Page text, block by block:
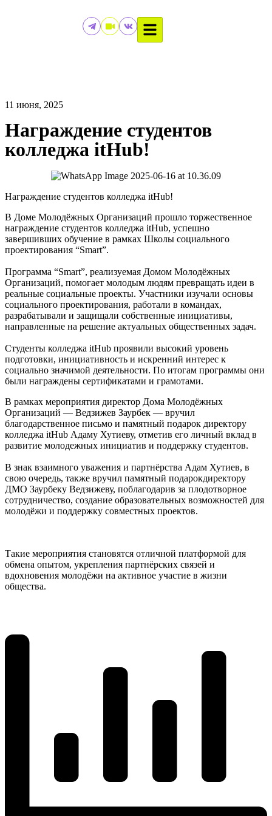
11 июня, 2025
Награждение студентов
колледжа itHub!
Награждение студентов колледжа itHub!
В Доме Молодёжных Организаций прошло торжественное
награждение студентов колледжа itHub, успешно
завершивших обучение в рамках Школы социального
проектирования “Smart”.
Программа “Smart”, реализуемая Домом Молодёжных
Организаций, помогает молодым людям превращать идеи в
реальные социальные проекты. Участники изучали основы
социального проектирования, работали в командах,
разрабатывали и защищали собственные инициативы,
направленные на решение актуальных общественных задач.
Студенты колледжа itHub проявили высокий уровень
подготовки, инициативность и искренний интерес к
социально значимой деятельности. По итогам программы они
были награждены сертификатами и грамотами.
В рамках мероприятия директор Дома Молодёжных
Организаций — Ведзижев Заурбек — вручил
благодарственное письмо и памятный подарок директору
колледжа itHub Адаму Хутиеву, отметив его личный вклад в
развитие молодежных инициатив и поддержку студентов.
В знак взаимного уважения и партнёрства Адам Хутиев, в
свою очередь, также вручил памятный подарокдиректору
ДМО Заурбеку Ведзижеву, поблагодарив за плодотворное
сотрудничество, создание образовательных возможностей для
молодёжи и поддержку совместных проектов.
Такие мероприятия становятся отличной платформой для
обмена опытом, укрепления партнёрских связей и
вдохновения молодёжи на активное участие в жизни
общества.